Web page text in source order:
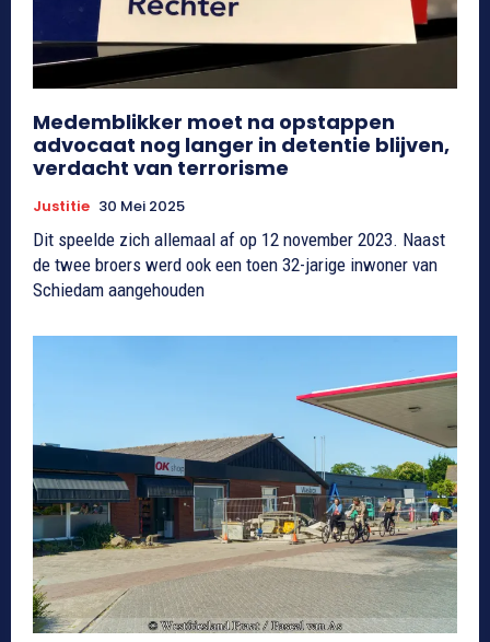
Medemblikker moet na opstappen
advocaat nog langer in detentie blijven,
verdacht van terrorisme
Justitie 30 Mei 2025
Dit speelde zich allemaal af op 12 november 2023. Naast
de twee broers werd ook een toen 32-jarige inwoner van
Schiedam aangehouden